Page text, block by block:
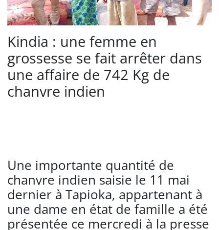
Kindia : une femme en
grossesse se fait arrêter dans
une affaire de 742 Kg de
chanvre indien
Une importante quantité de
chanvre indien saisie le 11 mai
dernier à Tapioka, appartenant à
une dame en état de famille a été
présentée ce mercredi à la presse